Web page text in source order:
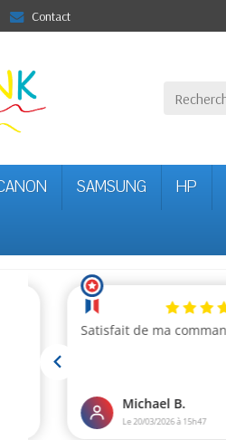
Contact
SAMSUNG HP